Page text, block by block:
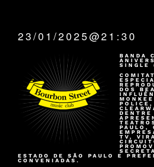
23/01/2025@21:30
BANDA
SINGLE
DOS
POLICE,
PAULO,
TV,
ESTADO DE SÃO PAULO E
CONVENIADAS.